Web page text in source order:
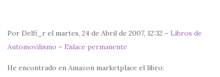
Por Delfi_r el martes, 24 de Abril de 2007, 12:32 – Libros de
Automovilismo – Enlace permanente
He encontrado en Amazon marketplace el libro: